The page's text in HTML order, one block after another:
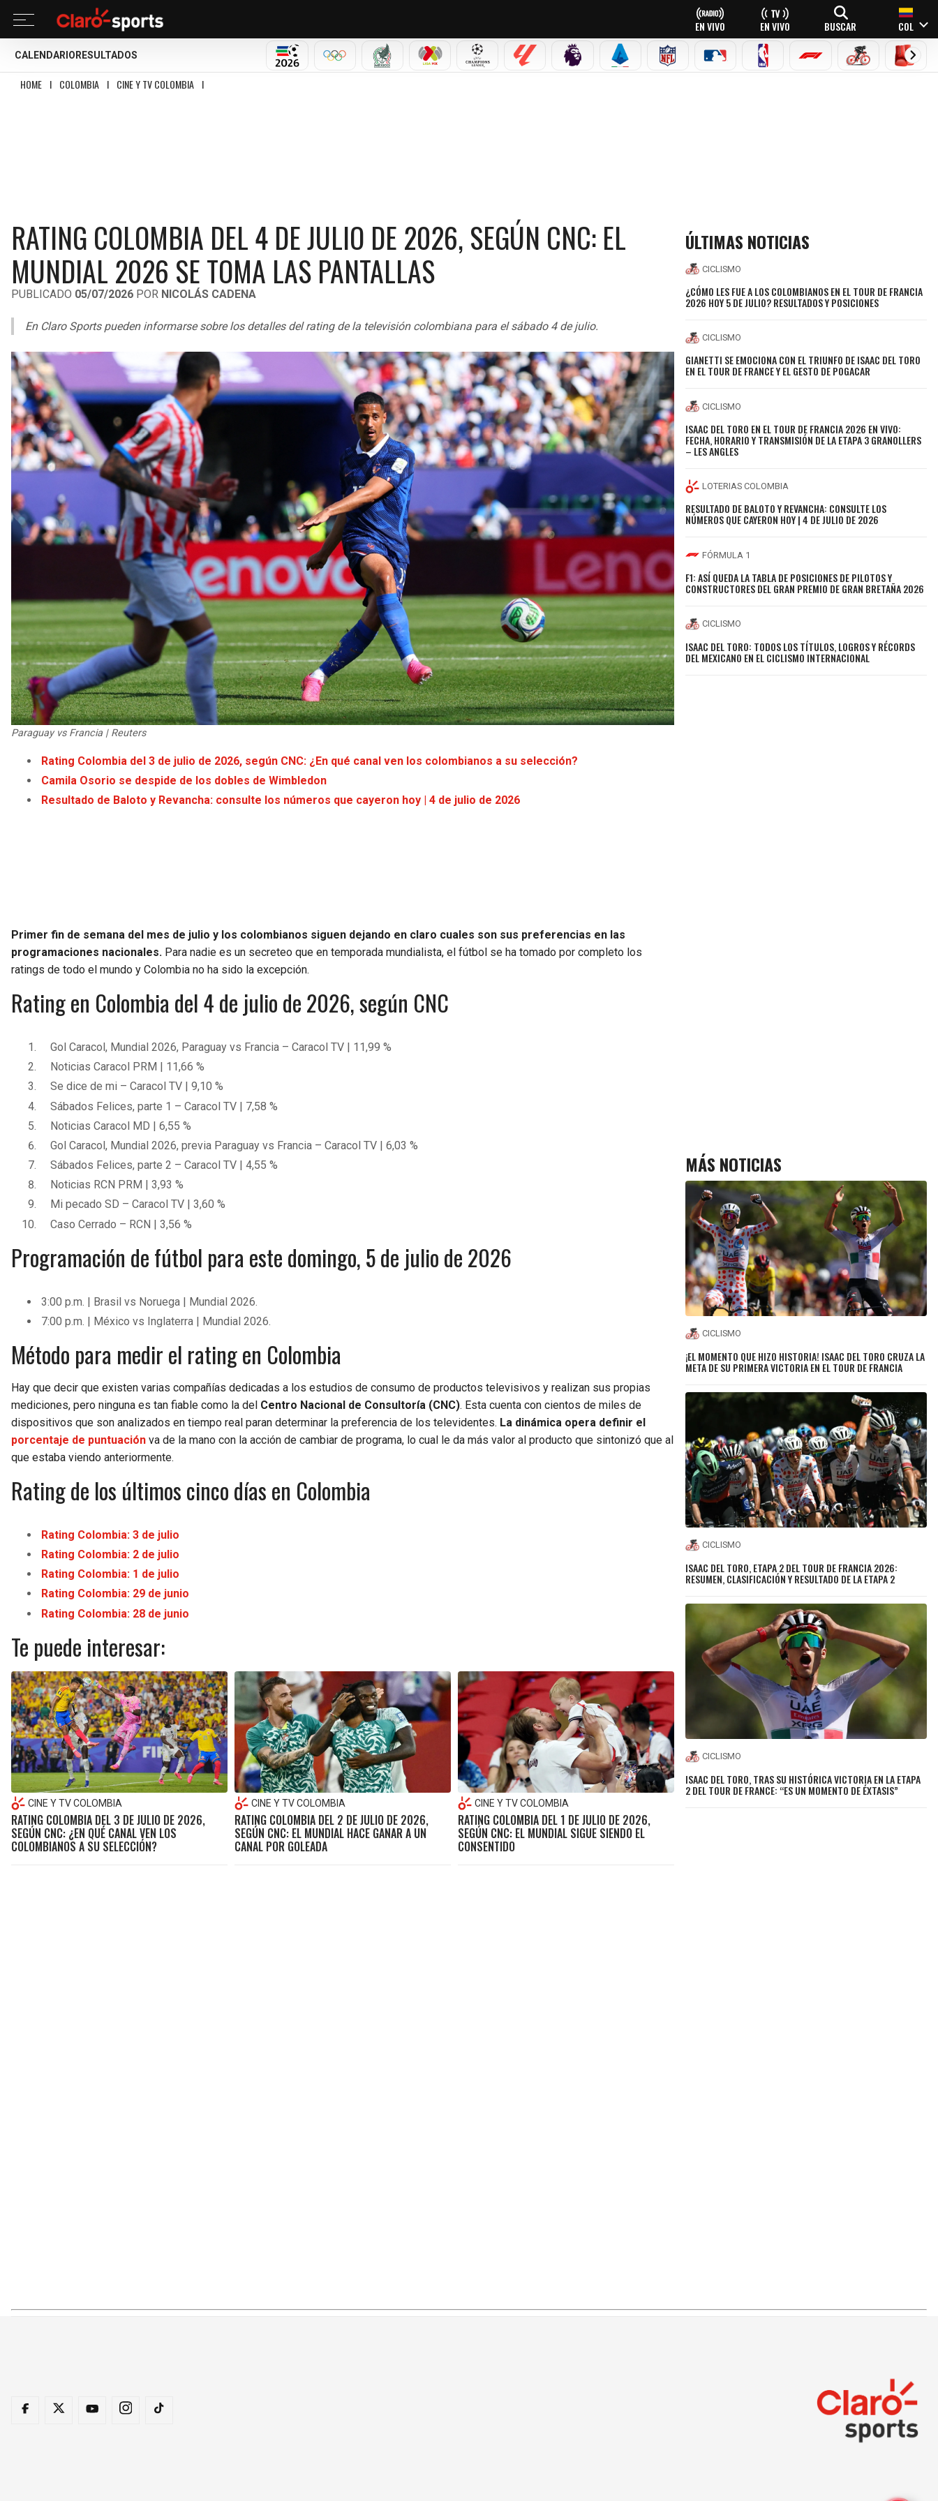
EN VIVO EN VIVO BUSCAR COL
CALENDARIO RESULTADOS
MUNDIAL 2026OLÍMPICOSSELECCIÓN MEXICANA
LIGA MX CHAMPIONS LEAGUE
LALIGA PREMIER LEAGUE
SERIE A NFL MLB NBA FÓRMULA 1CICLISMOBOXEO
HOME I COLOMBIA I CINE Y TV COLOMBIA I
RATING COLOMBIA DEL 4 DE JULIO DE 2026, SEGÚN CNC: EL
MUNDIAL 2026 SE TOMA LAS PANTALLAS
PUBLICADO 05/07/2026 POR NICOLÁS CADENA
En Claro Sports pueden informarse sobre los detalles del rating de la televisión colombiana para el sábado 4 de julio.
Paraguay vs Francia | Reuters
Rating Colombia del 3 de julio de 2026, según CNC: ¿En qué canal ven los colombianos a su selección?
Camila Osorio se despide de los dobles de Wimbledon
Resultado de Baloto y Revancha: consulte los números que cayeron hoy | 4 de julio de 2026
Primer fin de semana del mes de julio y los colombianos siguen dejando en claro cuales son sus preferencias en las
programaciones nacionales. Para nadie es un secreteo que en temporada mundialista, el fútbol se ha tomado por completo los
ratings de todo el mundo y Colombia no ha sido la excepción.
Rating en Colombia del 4 de julio de 2026, según CNC
Gol Caracol, Mundial 2026, Paraguay vs Francia – Caracol TV | 11,99 %
Noticias Caracol PRM | 11,66 %
Se dice de mi – Caracol TV | 9,10 %
Sábados Felices, parte 1 – Caracol TV | 7,58 %
Noticias Caracol MD | 6,55 %
Gol Caracol, Mundial 2026, previa Paraguay vs Francia – Caracol TV | 6,03 %
Sábados Felices, parte 2 – Caracol TV | 4,55 %
Noticias RCN PRM | 3,93 %
Mi pecado SD – Caracol TV | 3,60 %
Caso Cerrado – RCN | 3,56 %
Programación de fútbol para este domingo, 5 de julio de 2026
3:00 p.m. | Brasil vs Noruega | Mundial 2026.
7:00 p.m. | México vs Inglaterra | Mundial 2026.
Método para medir el rating en Colombia
Hay que decir que existen varias compañías dedicadas a los estudios de consumo de productos televisivos y realizan sus propias
mediciones, pero ninguna es tan fiable como la del Centro Nacional de Consultoría (CNC). Esta cuenta con cientos de miles de
dispositivos que son analizados en tiempo real paran determinar la preferencia de los televidentes. La dinámica opera definir el
porcentaje de puntuación va de la mano con la acción de cambiar de programa, lo cual le da más valor al producto que sintonizó que al
que estaba viendo anteriormente.
Rating de los últimos cinco días en Colombia
Rating Colombia: 3 de julio
Rating Colombia: 2 de julio
Rating Colombia: 1 de julio
Rating Colombia: 29 de junio
Rating Colombia: 28 de junio
Te puede interesar:
CINE Y TV COLOMBIA
RATING COLOMBIA DEL 3 DE JULIO DE 2026,
SEGÚN CNC: ¿EN QUÉ CANAL VEN LOS
COLOMBIANOS A SU SELECCIÓN?
CINE Y TV COLOMBIA
RATING COLOMBIA DEL 2 DE JULIO DE 2026,
SEGÚN CNC: EL MUNDIAL HACE GANAR A UN
CANAL POR GOLEADA
CINE Y TV COLOMBIA
RATING COLOMBIA DEL 1 DE JULIO DE 2026,
SEGÚN CNC: EL MUNDIAL SIGUE SIENDO EL
CONSENTIDO
ÚLTIMAS NOTICIAS
CICLISMO
¿CÓMO LES FUE A LOS COLOMBIANOS EN EL TOUR DE FRANCIA
2026 HOY 5 DE JULIO? RESULTADOS Y POSICIONES
CICLISMO
GIANETTI SE EMOCIONA CON EL TRIUNFO DE ISAAC DEL TORO
EN EL TOUR DE FRANCE Y EL GESTO DE POGACAR
CICLISMO
ISAAC DEL TORO EN EL TOUR DE FRANCIA 2026 EN VIVO:
FECHA, HORARIO Y TRANSMISIÓN DE LA ETAPA 3 GRANOLLERS
– LES ANGLES
LOTERIAS COLOMBIA
RESULTADO DE BALOTO Y REVANCHA: CONSULTE LOS
NÚMEROS QUE CAYERON HOY | 4 DE JULIO DE 2026
FÓRMULA 1
F1: ASÍ QUEDA LA TABLA DE POSICIONES DE PILOTOS Y
CONSTRUCTORES DEL GRAN PREMIO DE GRAN BRETAÑA 2026
CICLISMO
ISAAC DEL TORO: TODOS LOS TÍTULOS, LOGROS Y RÉCORDS
DEL MEXICANO EN EL CICLISMO INTERNACIONAL
MÁS NOTICIAS
CICLISMO
¡EL MOMENTO QUE HIZO HISTORIA! ISAAC DEL TORO CRUZA LA
META DE SU PRIMERA VICTORIA EN EL TOUR DE FRANCIA
CICLISMO
ISAAC DEL TORO, ETAPA 2 DEL TOUR DE FRANCIA 2026:
RESUMEN, CLASIFICACIÓN Y RESULTADO DE LA ETAPA 2
CICLISMO
ISAAC DEL TORO, TRAS SU HISTÓRICA VICTORIA EN LA ETAPA
2 DEL TOUR DE FRANCE: “ES UN MOMENTO DE ÉXTASIS”